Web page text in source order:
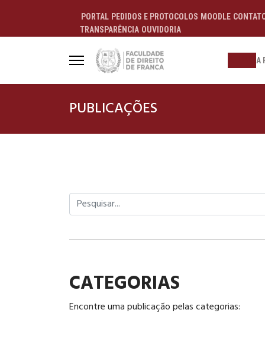
PORTAL PEDIDOS E PROTOCOLOS MOODLE
TRANSPARÊNCIA OUVIDORIA
A
PUBLICAÇÕES
Pesquisar
CATEGORIAS
Encontre uma publicação pelas categorias: